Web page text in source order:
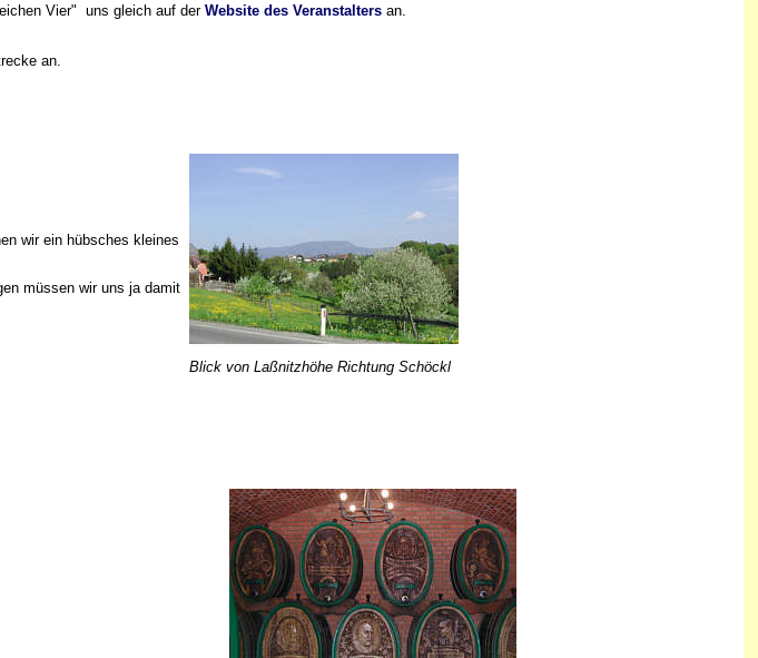
Vier" uns gleich auf der Website des Veranstalters an.
an.
wir ein hübsches kleines
müssen wir uns ja damit
Blick von Laßnitzhöhe Richtung Schöckl